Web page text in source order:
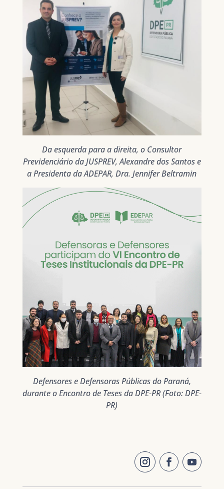
Da esquerda para a direita, o Consultor
Previdenciário da JUSPREV, Alexandre dos Santos e
a Presidenta da ADEPAR, Dra. Jennifer Beltramin
Defensores e Defensoras Públicas do Paraná,
durante o Encontro de Teses da DPE-PR (Foto: DPE-
PR)